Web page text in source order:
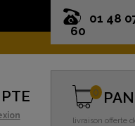
01 48
60
livraison offerte
0